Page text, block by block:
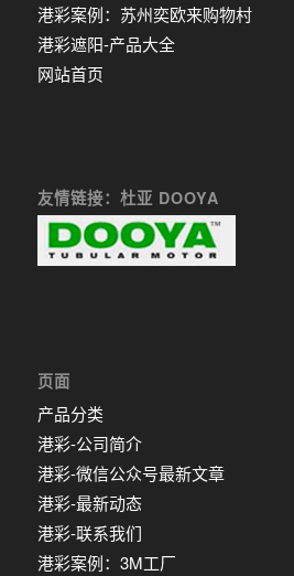
港彩案例：苏州奕欧来购物村
港彩遮阳-产品大全
网站首页
友情链接：杜亚 DOOYA
页面
产品分类
港彩-公司简介
港彩-微信公众号最新文章
港彩-最新动态
港彩-联系我们
港彩案例：3M工厂